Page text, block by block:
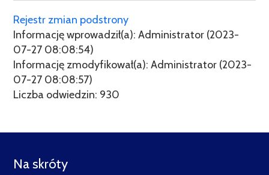
Rejestr zmian podstrony
Informację wprowadził(a): Administrator (2023-
07-27 08:08:54)
Informację zmodyfikował(a): Administrator (2023-
07-27 08:08:57)
Liczba odwiedzin: 930
Na skróty